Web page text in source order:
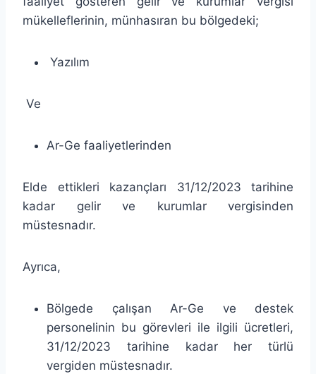
mükelleflerinin, münhasıran bu bölgedeki;
Yazılım
Ve
Ar-Ge faaliyetlerinden
Elde ettikleri kazançları 31/12/2023 tarihine
kadar gelir ve kurumlar vergisinden
müstesnadır.
Ayrıca,
Bölgede çalışan Ar-Ge ve destek
personelinin bu görevleri ile ilgili ücretleri,
31/12/2023 tarihine kadar her türlü
vergiden müstesnadır.